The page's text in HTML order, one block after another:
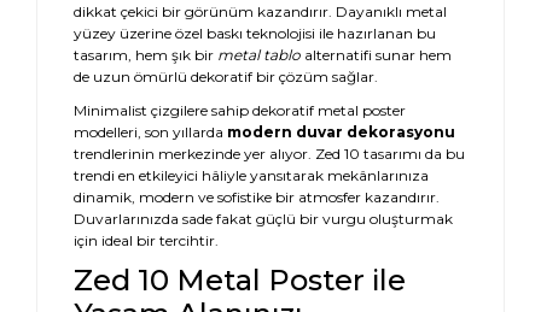
dikkat çekici bir görünüm kazandırır. Dayanıklı metal
yüzey üzerine özel baskı teknolojisi ile hazırlanan bu
tasarım, hem şık bir metal tablo alternatifi sunar hem
de uzun ömürlü dekoratif bir çözüm sağlar.
Minimalist çizgilere sahip dekoratif metal poster
modelleri, son yıllarda modern duvar dekorasyonu
trendlerinin merkezinde yer alıyor. Zed 10 tasarımı da bu
trendi en etkileyici hâliyle yansıtarak mekânlarınıza
dinamik, modern ve sofistike bir atmosfer kazandırır.
Duvarlarınızda sade fakat güçlü bir vurgu oluşturmak
için ideal bir tercihtir.
Zed 10 Metal Poster ile